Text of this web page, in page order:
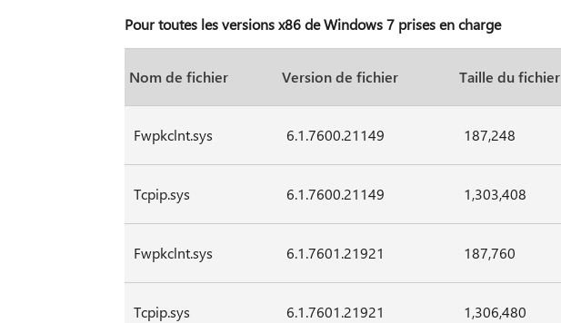
Pour toutes les versions x86 de Windows 7 prises en charge
Nom de fichier Version de fichier Taille du fichier
Fwpkclnt.sys 6.1.7600.21149 187,248
Tcpip.sys 6.1.7600.21149 1,303,408
Fwpkclnt.sys 6.1.7601.21921 187,760
Tcpip.sys 6.1.7601.21921 1,306,480